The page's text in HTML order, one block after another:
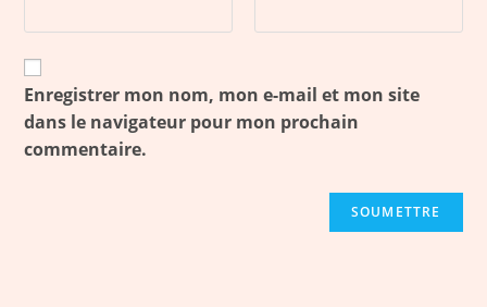
Enregistrer mon nom, mon e-mail et mon site
dans le navigateur pour mon prochain
commentaire.